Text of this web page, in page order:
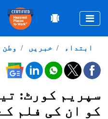
وطن خبریں ابتداء
سپریم کورٹ:
کو ان کی فلم